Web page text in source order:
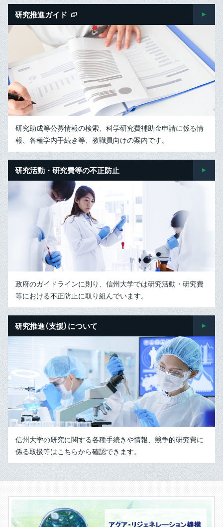
研究推進ガイド
研究助成等公募情報の検索、科学研究費補助金申請に係る情
報、各種学内手続き等、教職員向けの案内です。
研究活動・研究費等の不正防止
政府のガイドラインに則り、信州大学では研究活動・研究費
等における不正防止に取り組んでいます。
研究推進（支援）について
信州大学の研究に関する各種手続きや情報、競争的研究費に
係る取扱等はこちらから確認できます。